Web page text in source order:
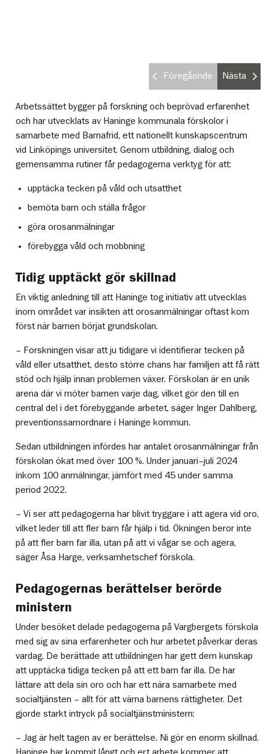
Föregående Nästa
Arbetssättet bygger på forskning och beprövad erfarenhet
och har utvecklats av Haninge kommunala förskolor i
samarbete med Barnafrid, ett nationellt kunskapscentrum
vid Linköpings universitet. Genom utbildning, dialog och
gemensamma rutiner får pedagogerna verktyg för att:
upptäcka tecken på våld och utsatthet
bemöta barn och ställa frågor
göra orosanmälningar
förebygga våld och mobbning
Tidig upptäckt gör skillnad
En viktig anledning till att Haninge tog initiativ att utvecklas
inom området var insikten att orosanmälningar oftast kom
först när barnen börjat grundskolan.
– Forskningen visar att ju tidigare vi identifierar tecken på
våld eller utsatthet, desto större chans har familjen att få rätt
stöd och hjälp innan problemen växer. Förskolan är en unik
arena där vi möter barnen varje dag, vilket gör den till en
central del i det förebyggande arbetet, säger Inger Dahlberg,
preventionssamordnare i Haninge kommun.
Sedan utbildningen infördes har antalet orosanmälningar från
förskolan ökat med över 100 %. Under januari–juli 2024
inkom 100 anmälningar, jämfört med 45 under samma
period 2022.
– Vi ser att pedagogerna har blivit tryggare i att agera vid oro,
vilket leder till att fler barn får hjälp i tid. Ökningen beror inte
på att fler barn far illa, utan på att vi vågar se och agera,
säger Åsa Harge, verksamhetschef förskola.
Pedagogernas berättelser berörde
ministern
Under besöket delade pedagogerna på Vargbergets förskola
med sig av sina erfarenheter och hur arbetet påverkar deras
vardag. De berättade att utbildningen har gett dem kunskap
att upptäcka tidiga tecken på att ett barn far illa. De har
lättare att dela sin oro och har ett nära samarbete med
socialtjänsten – allt för att värna barnens rättigheter. Det
gjorde starkt intryck på socialtjänstministern:
– Jag är helt tagen av er berättelse. Ni gör en enorm skillnad.